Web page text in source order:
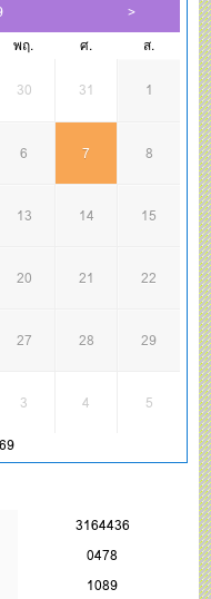
พฤ. ศ. ส.
30 31 1
6 7 8
13 14 15
20 21 22
27 28 29
3 4
5
3164436
0478
1089